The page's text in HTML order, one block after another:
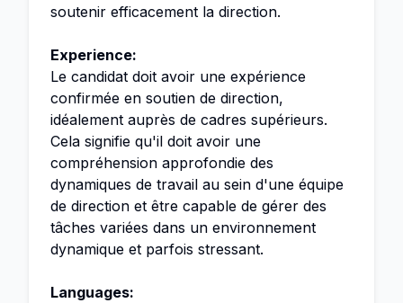
soutenir efficacement la direction.
Experience:
Le candidat doit avoir une expérience
confirmée en soutien de direction,
idéalement auprès de cadres supérieurs.
Cela signifie qu'il doit avoir une
compréhension approfondie des
dynamiques de travail au sein d'une équipe
de direction et être capable de gérer des
tâches variées dans un environnement
dynamique et parfois stressant.
Languages: